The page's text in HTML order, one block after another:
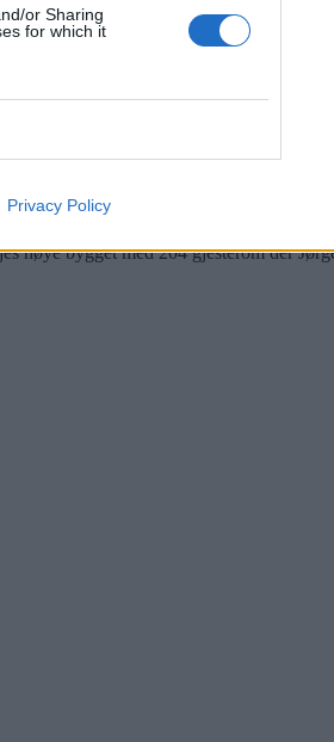
or Sharing
for which it
Privacy Policy
høye bygget med 204 gjesterom der